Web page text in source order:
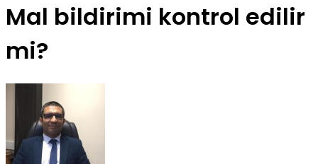
Mal bildirimi kontrol edilir
mi?